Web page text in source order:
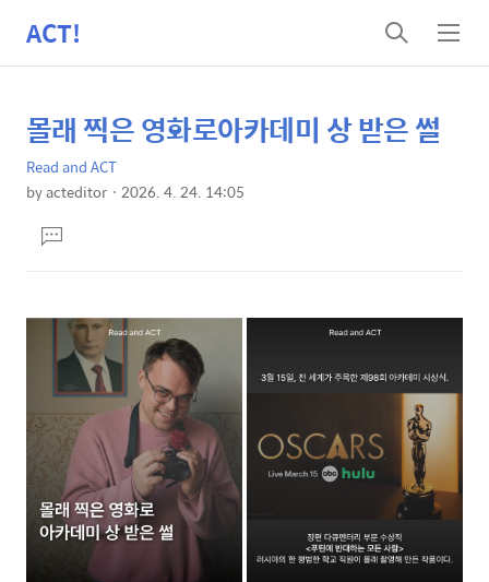
ACT!
검
색
메
뉴
상
세
컨
텐
츠
본
문
제
목
몰래 찍은 영화로아카데미 상 받은 썰
Read and ACT
byacteditor 2026. 4. 24. 14:05
문댓
글